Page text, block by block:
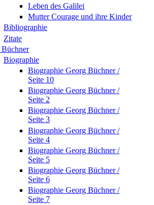
Leben des Galilei
Mutter Courage und ihre Kinder
Bibliographie
Zitate
Biographie
Biographie Georg Büchner /
Seite 10
Biographie Georg Büchner /
Seite 2
Biographie Georg Büchner /
Seite 3
Biographie Georg Büchner /
Seite 4
Biographie Georg Büchner /
Seite 5
Biographie Georg Büchner /
Seite 6
Biographie Georg Büchner /
Seite 7